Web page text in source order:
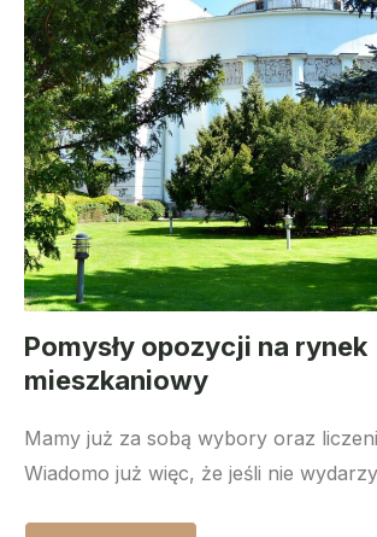
Pomysły opozycji na rynek
mieszkaniowy
Mamy już za sobą wybory oraz
Wiadomo już więc, że jeśli nie